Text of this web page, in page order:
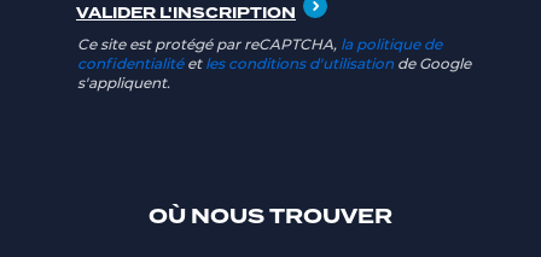
OÙ NOUS TROUVER
Ce site est protégé par reCAPTCHA, la politique de
confidentialitéet les conditions d'utilisation de Google
s'appliquent.